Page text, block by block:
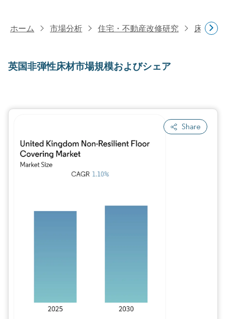
ホーム 市場分析 住宅・不動産改修研究 床材研究
英国非弾性床材市場規模およびシェア
Share